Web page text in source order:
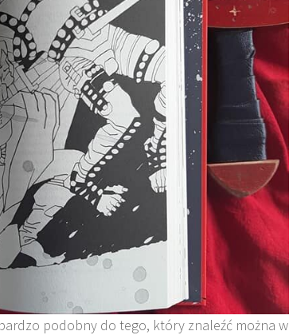
podobny do tego, który znaleźć można w